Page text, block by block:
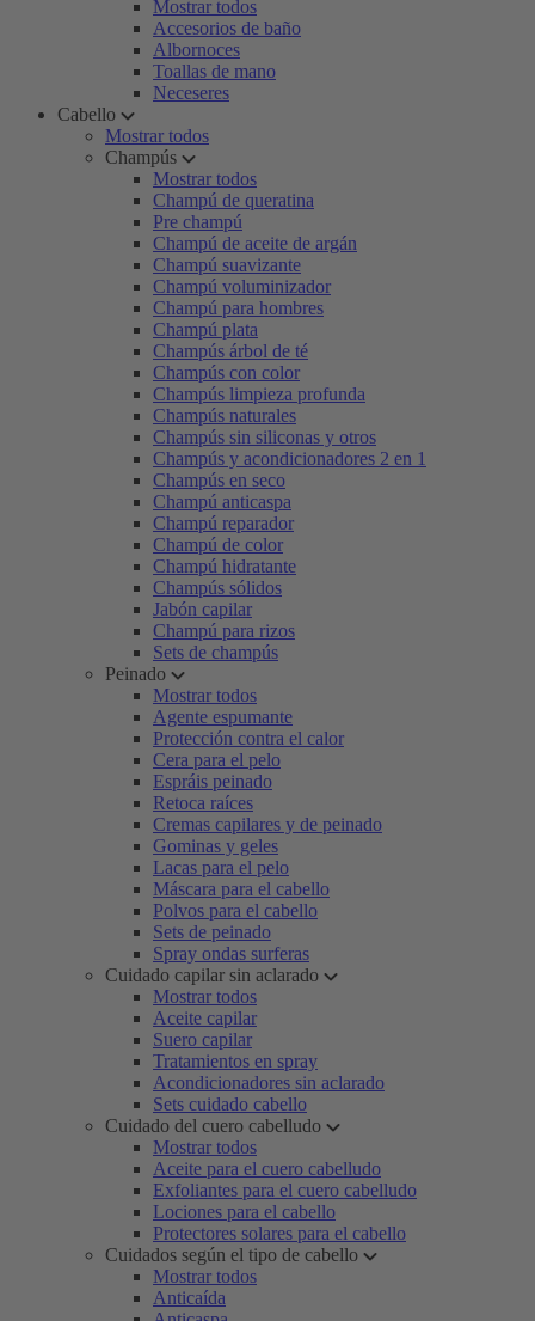
Mostrar todos
Accesorios de baño
Albornoces
Toallas de mano
Neceseres
Cabello
Mostrar todos
Champús
Mostrar todos
Champú de queratina
Pre champú
Champú de aceite de argán
Champú suavizante
Champú voluminizador
Champú para hombres
Champú plata
Champús árbol de té
Champús con color
Champús limpieza profunda
Champús naturales
Champús sin siliconas y otros
Champús y acondicionadores 2 en 1
Champús en seco
Champú anticaspa
Champú reparador
Champú de color
Champú hidratante
Champús sólidos
Jabón capilar
Champú para rizos
Sets de champús
Peinado
Mostrar todos
Agente espumante
Protección contra el calor
Cera para el pelo
Espráis peinado
Retoca raíces
Cremas capilares y de peinado
Gominas y geles
Lacas para el pelo
Máscara para el cabello
Polvos para el cabello
Sets de peinado
Spray ondas surferas
Cuidado capilar sin aclarado
Mostrar todos
Aceite capilar
Suero capilar
Tratamientos en spray
Acondicionadores sin aclarado
Sets cuidado cabello
Cuidado del cuero cabelludo
Mostrar todos
Aceite para el cuero cabelludo
Exfoliantes para el cuero cabelludo
Lociones para el cabello
Protectores solares para el cabello
Cuidados según el tipo de cabello
Mostrar todos
Anticaída